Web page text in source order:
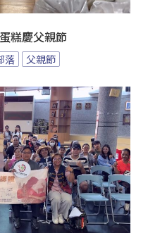
糕慶父親節
落 父親節